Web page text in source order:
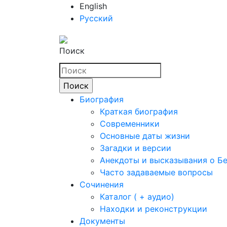
English
Русский
Поиск
Биография
Краткая биография
Современники
Основные даты жизни
Загадки и версии
Анекдоты и высказывания о
Часто задаваемые вопросы
Сочинения
Каталог ( + аудио)
Находки и реконструкции
Документы